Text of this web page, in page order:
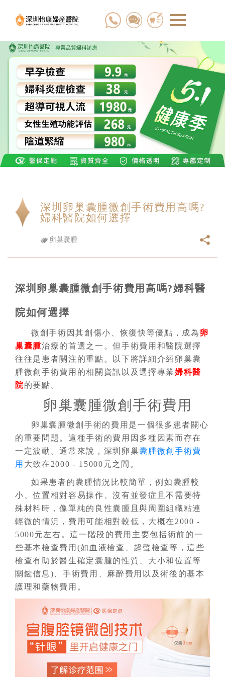
深圳卵巢囊腫微創手術費用高嗎?
婦科醫院如何選擇
卵巢囊腫
深圳卵巢囊腫微創手術費用高嗎?婦科醫
院如何選擇
微創手術因其創傷小、恢復快等優點，成為 卵
巢囊腫治療的首選之一。但手術費用和醫院選擇
往往是患者關注的重點。以下將詳細介紹卵巢囊
腫微創手術費用的相關資訊以及選擇專業婦科醫
院的要點。
卵巢囊腫微創手術費用
卵巢囊腫微創手術的費用是一個很多患者關心
的重要問題。這種手術的費用因多種因素而存在
一定波動。通常來說，深圳卵巢囊腫微創手術費
用 大致在2000 - 15000元之間。
如果患者的囊腫情況比較簡單，例如囊腫較
小、位置相對容易操作、沒有並發症且不需要特
殊材料時，像單純的良性囊腫且與周圍組織粘連
輕微的情況，費用可能相對較低，大概在2000 -
5000元左右。這一階段的費用主要包括術前的一
些基本檢查費用(如血液檢查、超聲檢查等，這些
檢查有助於醫生確定囊腫的性質、大小和位置等
關鍵信息)、手術費用、麻醉費用以及術後的基本
護理和藥物費用。